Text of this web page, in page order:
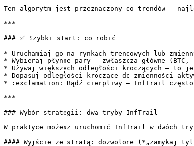
Ten algorytm jest przeznaczony do trendów —
***
### ✅ Szybki start: co robić
* Uruchamiaj go na rynkach trendowych lub
* Wybieraj płynne pary — zwłaszcza główne
* Używaj większych odległości kroczących —
* Dopasuj odległości kroczące do zmienności
* :exclamation: Bądź cierpliwy — InfTrail często
***
### Wybór strategii: dwa tryby InfTrail
W praktyce możesz uruchomić InfTrail w dwóch
#### Wyjście ze stratą: dozwolone (*„zamykaj